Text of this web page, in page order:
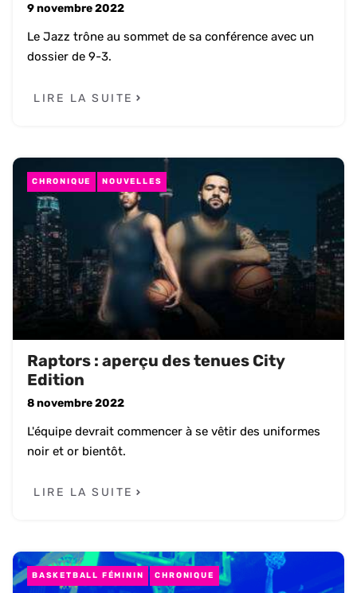
9 novembre 2022
Le Jazz trône au sommet de sa conférence avec un
dossier de 9-3.
LIRE LA SUITE
CHRONIQUE NOUVELLES
Raptors : aperçu des tenues City
Edition
8 novembre 2022
L'équipe devrait commencer à se vêtir des uniformes
noir et or bientôt.
LIRE LA SUITE
BASKETBALL FÉMININ CHRONIQUE